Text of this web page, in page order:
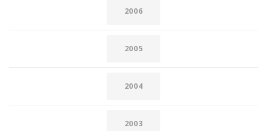
2006
2005
2004
2003